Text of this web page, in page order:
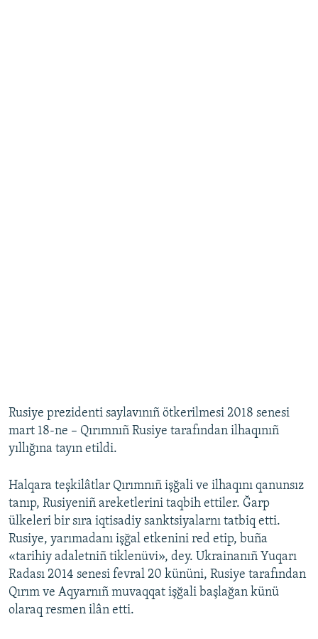
Rusiye prezidenti saylavınıñ ötkerilmesi 2018 senesi
mart 18-ne – Qırımnıñ Rusiye tarafından ilhaqınıñ
yıllığına tayın etildi.
Halqara teşkilâtlar Qırımnıñ işğali ve ilhaqını qanunsız
tanıp, Rusiyeniñ areketlerini taqbih ettiler. Ğarp
ülkeleri bir sıra iqtisadiy sanktsiyalarnı tatbiq etti.
Rusiye, yarımadanı işğal etkenini red etip, buña
«tarihiy adaletniñ tiklenüvi», dey. Ukrainanıñ Yuqarı
Radası 2014 senesi fevral 20 kününi, Rusiye tarafından
Qırım ve Aqyarnıñ muvaqqat işğali başlağan künü
olaraq resmen ilân etti.